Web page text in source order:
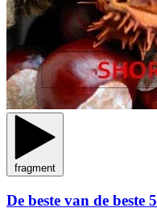
fragment
De beste van de beste 5